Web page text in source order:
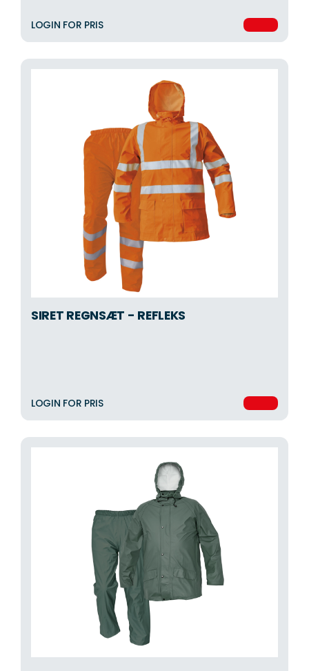
LOGIN FOR PRIS
SIRET REGNSÆT - REFLEKS
LOGIN FOR PRIS